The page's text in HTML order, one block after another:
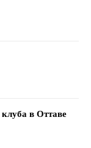
в Оттаве